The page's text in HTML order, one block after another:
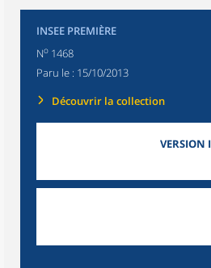
INSEE PREMIÈRE
No 1468
Paru le : 15/10/2013
Découvrir la collection
VERSION